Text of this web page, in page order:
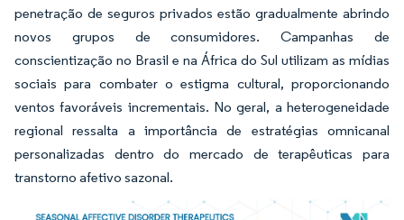
penetração de seguros privados estão gradualmente abrindo
novos grupos de consumidores. Campanhas de
conscientização no Brasil e na África do Sul utilizam as mídias
sociais para combater o estigma cultural, proporcionando
ventos favoráveis incrementais. No geral, a heterogeneidade
regional ressalta a importância de estratégias omnicanal
personalizadas dentro do mercado de terapêuticas para
transtorno afetivo sazonal.